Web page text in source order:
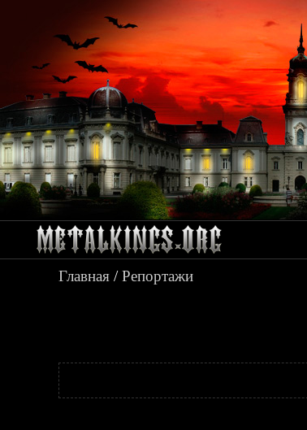
Главная /Репортажи